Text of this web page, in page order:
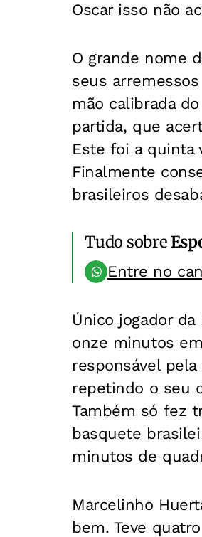
Oscar isso não
O grande nome
seus
mão calibrada
partida, que
Este foi a quinta
Finalmente
brasileiros
Tudo sobre
Entre no
Único jogador
onze minutos
responsável
repetindo o seu
Também só fez
basquete
minutos de
Marcelinho
bem. Teve